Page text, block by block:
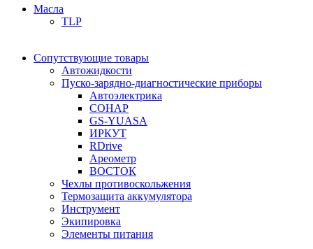
Масла
TLP
Сопутствующие товары
Автожидкости
Пуско-зарядно-диагностические приборы
Автоэлектрика
СОНАР
GS-YUASA
ИРКУТ
RDrive
Ареометр
ВОСТОК
Чехлы противоскольжения
Термозащита аккумулятора
Инструмент
Экипировка
Элементы питания